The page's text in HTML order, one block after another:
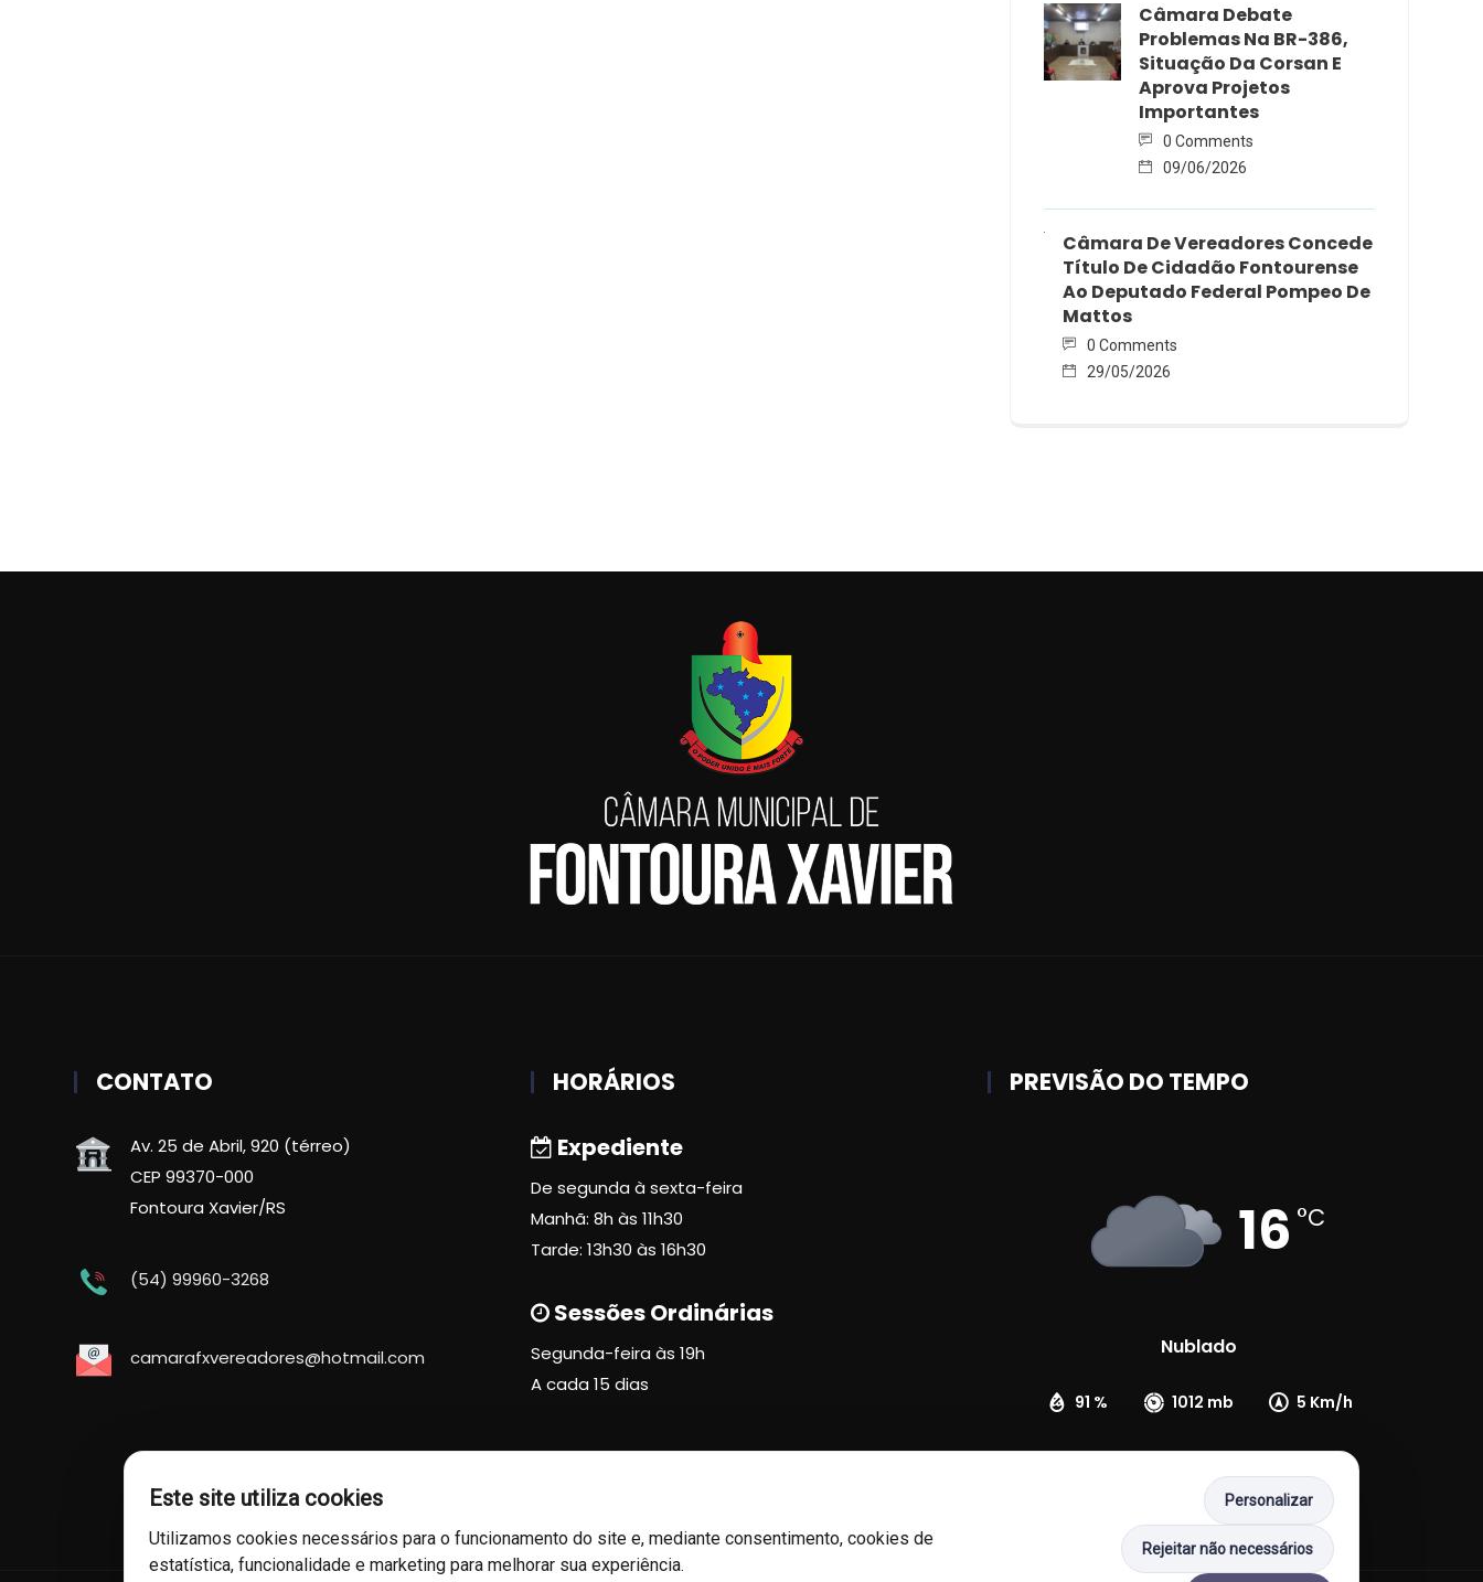
Câmara Debate
Problemas Na BR-386,
Situação Da Corsan E
Aprova Projetos
Importantes
0 Comments
09/06/2026
Câmara De Vereadores Concede
Título De Cidadão Fontourense
Ao Deputado Federal Pompeo De
Mattos
0 Comments
29/05/2026
CONTATO
Av. 25 de Abril, 920 (térreo)
CEP 99370-000
Fontoura Xavier/RS
(54) 99960-3268
camarafxvereadores@hotmail.com
HORÁRIOS
Expediente
De segunda à sexta-feira
Manhã: 8h às 11h30
Tarde: 13h30 às 16h30
Sessões Ordinárias
Segunda-feira às 19h
A cada 15 dias
PREVISÃO DO TEMPO
16 °C
Nublado
91 % 1012 mb 5 Km/h
Este site utiliza cookies
Utilizamos cookies necessários para o funcionamento do site e, mediante consentimento, cookies de
estatística, funcionalidade e marketing para melhorar sua experiência.
Personalizar
Rejeitar não necessários